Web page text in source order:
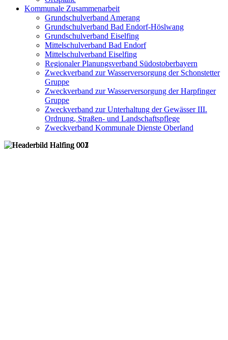
Kommunale Zusammenarbeit
Grundschulverband Amerang
Grundschulverband Bad Endorf-Höslwang
Grundschulverband Eiselfing
Mittelschulverband Bad Endorf
Mittelschulverband Eiselfing
Regionaler Planungsverband Südostoberbayern
Zweckverband zur Wasserversorgung der Schonstetter
Gruppe
Zweckverband zur Wasserversorgung der Harpfinger
Gruppe
Zweckverband zur Unterhaltung der Gewässer III.
Ordnung, Straßen- und Landschaftspflege
Zweckverband Kommunale Dienste Oberland